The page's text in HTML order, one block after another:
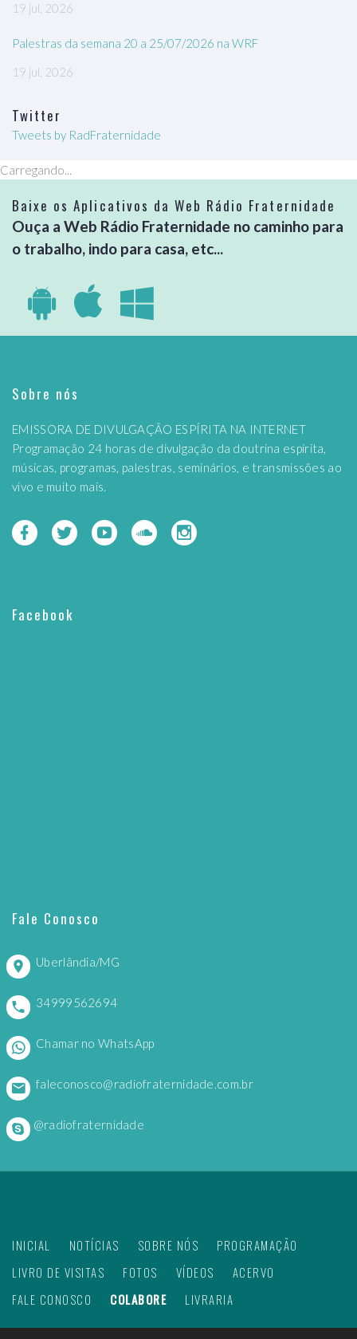
19 jul, 2026
Palestras da semana 20 a 25/07/2026 na WRF
19 jul, 2026
Twitter
Tweets by RadFraternidade
Carregando...
Baixe os Aplicativos da Web Rádio Fraternidade
Ouça a Web Rádio Fraternidade no caminho para
o trabalho, indo para casa, etc...
Sobre nós
EMISSORA DE DIVULGAÇÃO ESPÍRITA NA INTERNET
Programação 24 horas de divulgação da doutrina espírita,
músicas, programas, palestras, seminários, e transmissões ao
vivo e muito mais.
Facebook
Fale Conosco
Uberlândia/MG
34999562694
Chamar no WhatsApp
faleconosco@radiofraternidade.com.br
@radiofraternidade
INICIAL NOTÍCIAS SOBRE NÓS
PROGRAMAÇÃO
LIVRO DE VISITAS
FOTOS VÍDEOS
ACERVO
FALE CONOSCO
COLABORE LIVRARIA